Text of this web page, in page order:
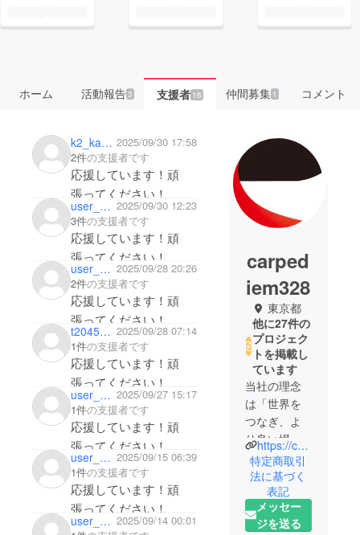
ホーム 活動報告3 支援者 16 仲間募集 1 コメント
k2_kawamo 2025/09/30 17:58
2件の支援者です
応援しています！頑
張ってください！
user_10b6c7ff8524 2025/09/30 12:23
3件の支援者です
応援しています！頑
張ってください！
user_e5fe2b6936c4 2025/09/28 20:26
2件の支援者です
応援しています！頑
張ってください！
t20456360 2025/09/28 07:14
1件の支援者です
応援しています！頑
張ってください！
user_c4673a3edbd4 2025/09/27 15:17
1件の支援者です
応援しています！頑
張ってください！
user_83bdca158ab4 2025/09/15 06:39
1件の支援者です
応援しています！頑
張ってください！
user_6a2bb68deb54 2025/09/14 00:01
carped
iem328
東京都
他に27件の
プロジェク
トを掲載し
ています
当社の理念
は「世界を
つなぎ、よ
り良い場所
にしよう」
です。
海外から革
新的で、独
自性があ
https://carpediemjp.com/
特定商取引
法に基づく
表記
メッセー
ジを送る